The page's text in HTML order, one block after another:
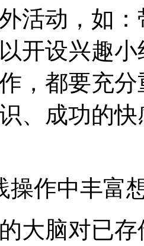
活动，如
开设兴趣
，都要充
、成功的
操作中丰富
大脑对已